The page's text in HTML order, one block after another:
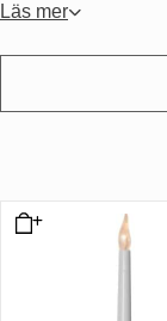
Läs mer